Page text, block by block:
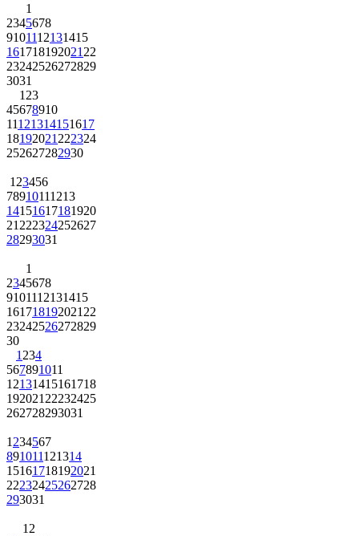
1
2345678
9101112131415
161718192021 22
23242526272829
3031
1 23
45678910
11121314151617
18192021 222324
252627282930
1 23456
78910111213
14151617181920
21 222324252627
28293031
1
2345678
9101112131415
161718192021 22
23242526272829
30
1 234
567891011
12131415161718
192021 22232425
262728293031
1 234567
891011121314
15161718192021
22232425262728
293031
1 2